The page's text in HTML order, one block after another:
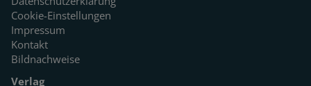
Cookie-Einstellungen
Impressum
Kontakt
Bildnachweise
Verlag